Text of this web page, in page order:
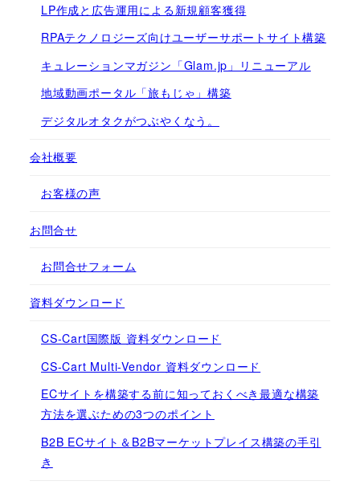
LP作成と広告運用による新規顧客獲得
RPAテクノロジーズ向けユーザーサポートサイト構築
キュレーションマガジン「Glam.jp」リニューアル
地域動画ポータル「旅もじゃ」構築
デジタルオタクがつぶやくなう。
会社概要
お客様の声
お問合せ
お問合せフォーム
資料ダウンロード
CS-Cart国際版 資料ダウンロード
CS-Cart Multi-Vendor 資料ダウンロード
ECサイトを構築する前に知っておくべき最適な構築
方法を選ぶための3つのポイント
B2B ECサイト＆B2Bマーケットプレイス構築の手引
き